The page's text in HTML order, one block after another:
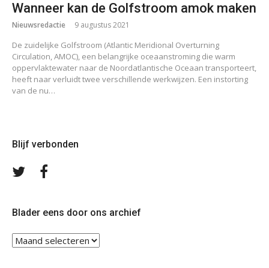
Wanneer kan de Golfstroom amok maken
Nieuwsredactie 9 augustus 2021
De zuidelijke Golfstroom (Atlantic Meridional Overturning
Circulation, AMOC), een belangrijke oceaanstroming die warm
oppervlaktewater naar de Noordatlantische Oceaan transporteert,
heeft naar verluidt twee verschillende werkwijzen. Een instorting
van de nu…
Blijf verbonden
Volg
Blader eens door ons archief
Blader